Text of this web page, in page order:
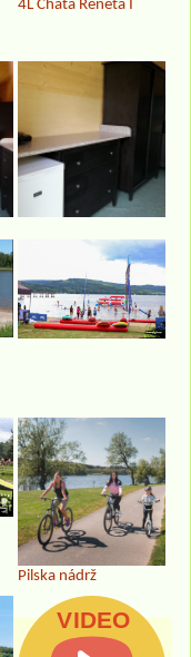
4L Chata Reneta I
Pilska nádrž